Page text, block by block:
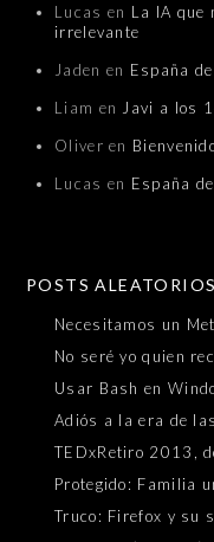
Lucas en La IA que
irrelevante
Jaden en España
Liam en Javi a los
Oliver en
Lucas en España
POSTS ALEATORIOS
Necesitamos un
No seré yo quien
Usar Bash en
Adiós a la era de
TEDxRetiro 2013,
Protegido: Familia
Truco: Firefox y su